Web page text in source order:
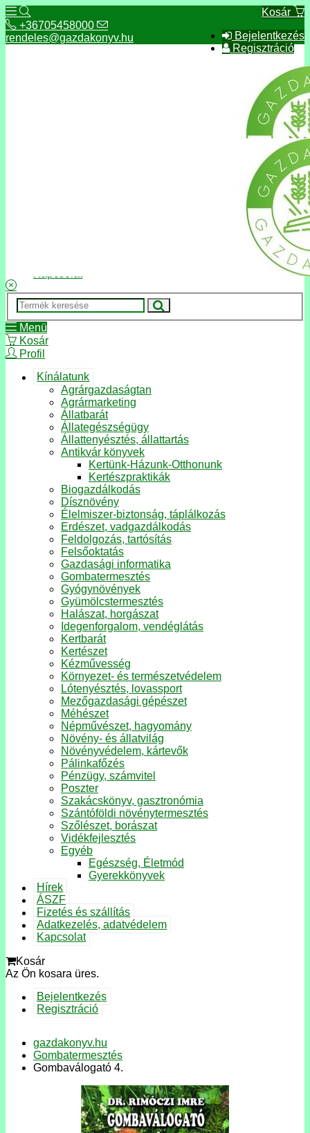
Kosár
Bejelentkezés
Regisztráció
+36705458000
rendeles@gazdakonyv.hu
Menü
Kosár
Profil
Kínálatunk
Agrárgazdaságtan
Agrármarketing
Állatbarát
Állategészségügy
Állattenyésztés, állattartás
Antikvár könyvek
Kertünk-Házunk-Otthonunk
Kertészpraktikák
Biogazdálkodás
Dísznövény
Élelmiszer-biztonság, táplálkozás
Erdészet, vadgazdálkodás
Feldolgozás, tartósítás
Felsőoktatás
Gazdasági informatika
Gombatermesztés
Gyógynövények
Gyümölcstermesztés
Halászat, horgászat
Idegenforgalom, vendéglátás
Kertbarát
Kertészet
Kézművesség
Környezet- és természetvédelem
Lótenyésztés, lovassport
Mezőgazdasági gépészet
Méhészet
Népművészet, hagyomány
Növény- és állatvilág
Növényvédelem, kártevők
Pálinkafőzés
Pénzügy, számvitel
Poszter
Szakácskönyv, gasztronómia
Szántóföldi növénytermesztés
Szőlészet, borászat
Vidékfejlesztés
Egyéb
Egészség, Életmód
Gyerekkönyvek
Hírek
ÁSZF
Fizetés és szállítás
Adatkezelés, adatvédelem
Kapcsolat
Kosár
Az Ön kosara üres.
Bejelentkezés
Regisztráció
gazdakonyv.hu
Gombatermesztés
Gombaválogató 4.